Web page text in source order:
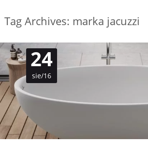
Tag Archives: marka jacuzzi
24
sie/16